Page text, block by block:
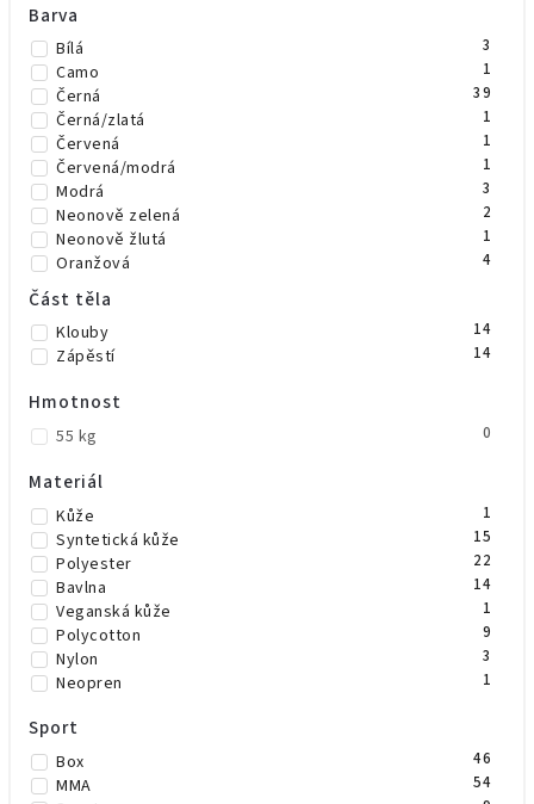
Barva
Bílá 3
Camo 1
Černá 39
Černá/zlatá 1
Červená 1
Červená/modrá 1
Modrá 3
Neonově zelená 2
Neonově žlutá 1
Oranžová 4
Růžová
Šedá
Zelená 3
Zelená/černá 1
Béžová
Vínová 1
Část těla
Klouby 14
Zápěstí 14
Hmotnost
55 kg 0
Materiál
Kůže 1
Syntetická kůže 15
Polyester 22
Bavlna 14
Veganská kůže 1
Polycotton 9
Nylon 3
Neopren 1
Sport
Box 46
MMA 54